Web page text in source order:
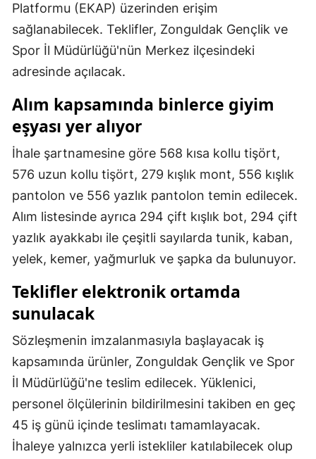
Platformu (EKAP) üzerinden erişim
sağlanabilecek. Teklifler, Zonguldak Gençlik ve
Spor İl Müdürlüğü'nün Merkez ilçesindeki
adresinde açılacak.
Alım kapsamında binlerce giyim
eşyası yer alıyor
İhale şartnamesine göre 568 kısa kollu tişört,
576 uzun kollu tişört, 279 kışlık mont, 556 kışlık
pantolon ve 556 yazlık pantolon temin edilecek.
Alım listesinde ayrıca 294 çift kışlık bot, 294 çift
yazlık ayakkabı ile çeşitli sayılarda tunik, kaban,
yelek, kemer, yağmurluk ve şapka da bulunuyor.
Teklifler elektronik ortamda
sunulacak
Sözleşmenin imzalanmasıyla başlayacak iş
kapsamında ürünler, Zonguldak Gençlik ve Spor
İl Müdürlüğü'ne teslim edilecek. Yüklenici,
personel ölçülerinin bildirilmesini takiben en geç
45 iş günü içinde teslimatı tamamlayacak.
İhaleye yalnızca yerli istekliler katılabilecek olup